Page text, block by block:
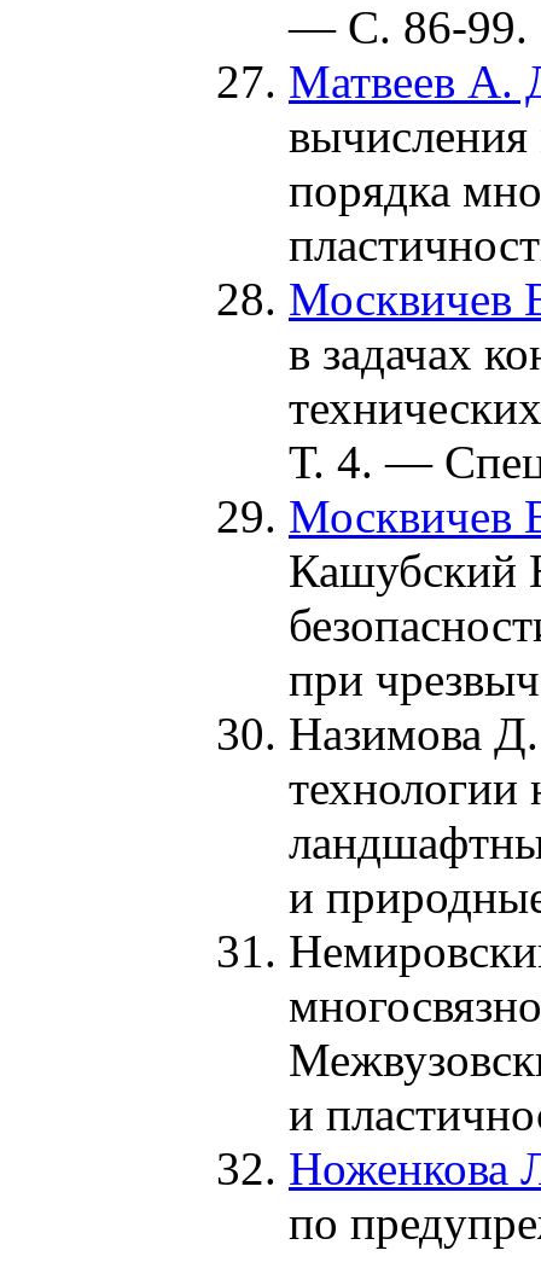
— С. 86-99.
Матвеев А.
вычисления
порядка
Москвичев
в задачах
Т. 4. —
Москвичев
Кашубский
при
Назимова
технологии
и
и
Ноженкова
по